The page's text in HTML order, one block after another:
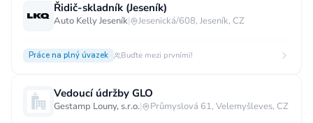
Řidič-skladník (Jeseník)
Auto Kelly Jeseník| Jesenická/608, Jeseník, CZ
Práce na plný úvazek Buďte mezi prvními!
Vedoucí údržby GLO
Gestamp Louny, s.r.o.| Průmyslová 61, Velemyšleves, CZ